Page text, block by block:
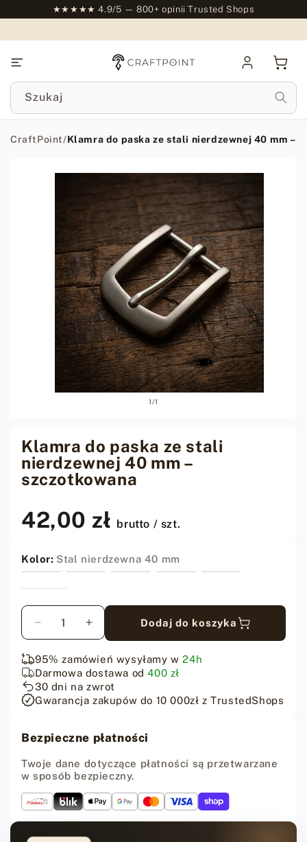
★★★★★ 4.9/5 — 800+ opinii Trusted Shops
się
Szukaj
CraftPoint/Klamra do paska ze stali nierdzewnej 40 mm –
modalnym
1/z1
Klamra do paska ze stali
nierdzewnej 40 mm –
szczotkowana
Cena
regularna
42,00 zł brutto / szt.
Kolor: Stal nierdzewna 40 mm
Ilość
Zmniejsz
ilość
dla
Klamra
do
paska
nierdzewnej
40
mm
szczotkowana
Zwiększ
ilość
dla
Klamra
do
paska
nierdzewnej
40
mm
szczotkowana
Dodaj do koszyka
95% zamówień wysyłamy w24h
Darmowa dostawa od400 zł
30 dni na zwrot
Gwarancja zakupów do 10 000zł z TrustedShops
Bezpieczne płatności
Twoje dane dotyczące płatności są przetwarzane
w sposób bezpieczny.